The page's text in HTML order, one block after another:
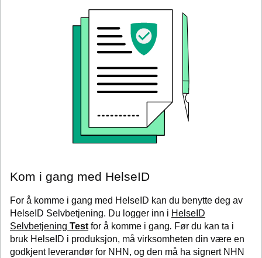
Kom i gang med HelseID
For å komme i gang med HelseID kan du benytte deg av
HelseID Selvbetjening. Du logger inn i HelseID
Selvbetjening Testfor å komme i gang. Før du kan ta i
bruk HelseID i produksjon, må virksomheten din være en
godkjent leverandør for NHN, og den må ha signert NHN